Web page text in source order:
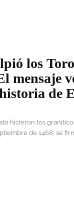
los
mensaje
de
de 1468, se